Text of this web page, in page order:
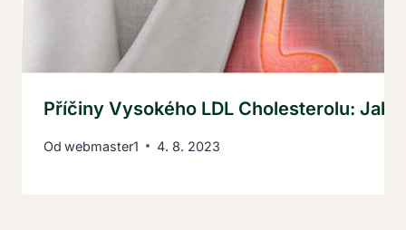
Příčiny Vysokého LDL Cholesterolu: Jak
Od webmaster1 4. 8. 2023